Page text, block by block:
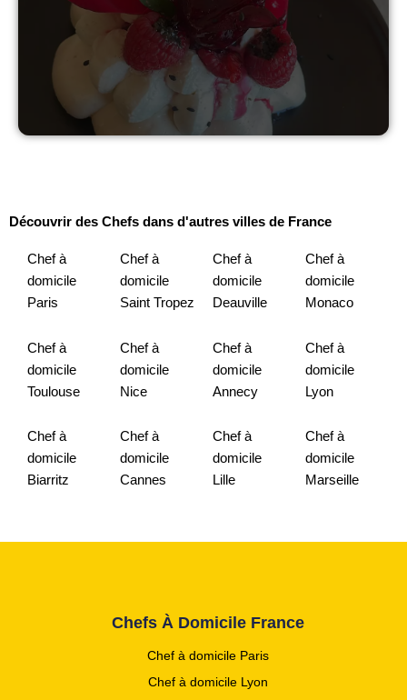
Découvrir des Chefs dans d'autres villes de France
Chef à
domicile
Paris
Chef à
domicile
Toulouse
Chef à
domicile
Biarritz
Chef à
domicile
Saint Tropez
Chef à
domicile
Nice
Chef à
domicile
Cannes
Chef à
domicile
Deauville
Chef à
domicile
Annecy
Chef à
domicile
Lille
Chef à
domicile
Monaco
Chef à
domicile
Lyon
Chef à
domicile
Marseille
Chefs À Domicile France
Chef à domicile Paris
Chef à domicile Lyon